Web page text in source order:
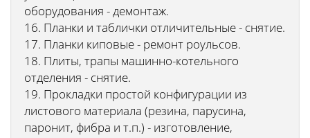
оборудования - демонтаж.
16. Планки и таблички отличительные - снятие.
17. Планки киповые - ремонт роульсов.
18. Плиты, трапы машинно-котельного
отделения - снятие.
19. Прокладки простой конфигурации из
листового материала (резина, парусина,
паронит, фибра и т.п.) - изготовление,